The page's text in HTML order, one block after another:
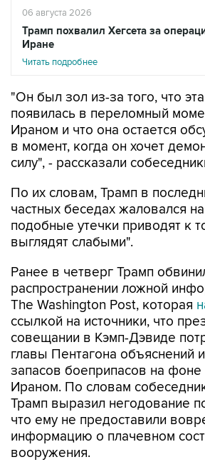
06 августа 2026
Трамп похвалил Хегсета за
Иране
Читать подробнее
"Он был зол из-за того, что
появилась в переломный
Ираном и что она остается
в момент, когда он хочет
силу", - рассказали
По их словам, Трамп в
частных беседах жаловался на
подобные утечки приводят к
выглядят слабыми".
Ранее в четверг Трамп
распространении ложной
The Washington Post, которая
ссылкой на источники, что
совещании в Кэмп-Дэвиде
главы Пентагона объяснений
запасов боеприпасов на фоне
Ираном. По словам
Трамп выразил негодование
что ему не предоставили
информацию о плачевном
вооружения.